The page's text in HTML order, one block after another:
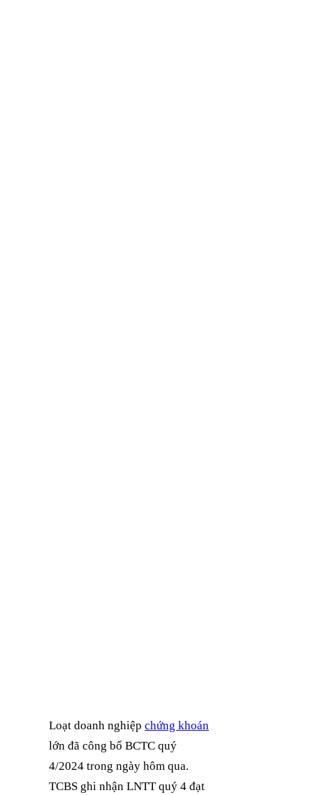
Loạt doanh nghiệp chứng khoán
lớn đã công bố BCTC quý
4/2024 trong ngày hôm qua.
TCBS ghi nhận LNTT quý 4 đạt